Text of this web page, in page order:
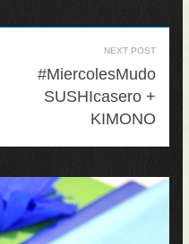
NEXT POST
#MiercolesMudo
SUSHIcasero +
KIMONO